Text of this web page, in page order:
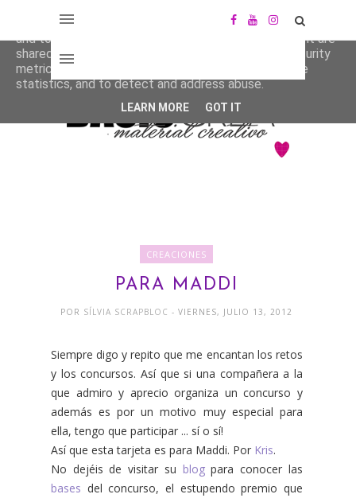
CREACIONES
PARA MADDI
POR SÍLVIA SCRAPBLOC- VIERNES, JULIO 13, 2012
Siempre digo y repito que me encantan los retos
y los concursos. Así que si una compañera a la
que admiro y aprecio organiza un concurso y
además es por un motivo muy especial para
ella, tengo que participar ... sí o sí!
Así que esta tarjeta es para Maddi. Por Kris.
No dejéis de visitar su blogpara conocer las
bases del concurso, el estupendo premio que
This site uses cookies from Google to deliver its services
and to analyze traffic. Your IP address and user-agent are
shared with Google along with performance and security
metrics to ensure quality of service, generate usage
statistics, and to detect and address abuse.
LEARN MORE GOT IT